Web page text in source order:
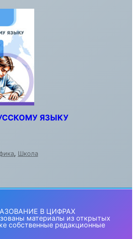
ЯЗЫКУ
, Школа
В ЦИФРАХ
материалы из открытых
собственные редакционные